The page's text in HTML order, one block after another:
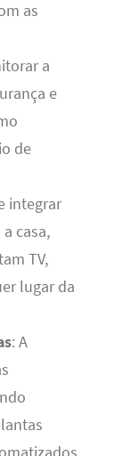
as
a
e
de
integrar
casa,
TV,
lugar da
: A